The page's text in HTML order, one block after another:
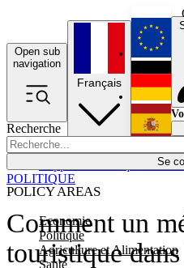
Open sub
navigation
Recherche
Se
POLICY AREAS
Economie
Politique
Agriculture et Alimentation
Santé
Français
Comment un
touristique
POLITIQUE